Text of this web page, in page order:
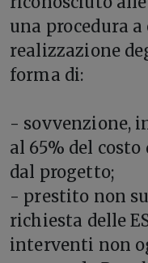
una procedura
realizzazione
forma di:
- sovvenzione,
al 65% del
dal progetto;
- prestito non
richiesta delle
interventi non